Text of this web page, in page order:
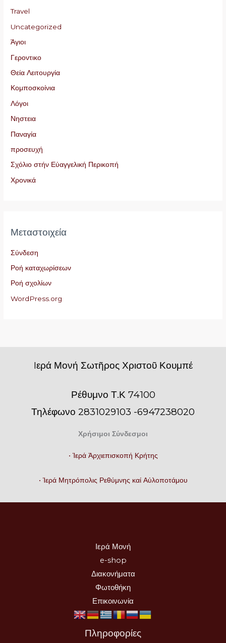
Travel
Uncategorized
Άγιοι
Γεροντικο
Θεία Λειτουργία
Κομποσκοίνια
Λόγοι
Νηστεια
Παναγία
προσευχή
Σχόλιο στήν Εὐαγγελική Περικοπή
Χρονικά
Μεταστοιχεία
Σύνδεση
Ροή καταχωρίσεων
Ροή σχολίων
WordPress.org
Iερά Μονή Σωτῆρος Χριστοῦ Κουμπέ
Ρέθυμνο Τ.Κ 74100
Τηλέφωνο 2831029103 -6947238020
Χρήσιμοι Σύνδεσμοι
• Ἱερά Ἀρχιεπισκοπή Κρήτης
• Ἱερά Μητρόπολις Ρεθύμνης καί Αὐλοποτάμου
Ιερά Μονή
e-shop
Διακονήματα
Φωτοθήκη
Επικοινωνία
Πληροφορίες